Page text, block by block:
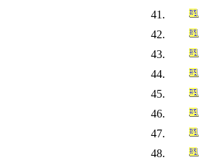
41.
42.
43.
44.
45.
46.
47.
48.